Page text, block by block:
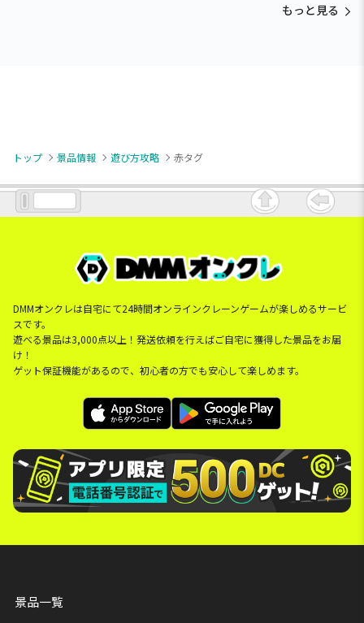
もっと見る
トップ 景品情報 遊び方攻略 赤タグ
DMMオンクレは自宅にて24時間オンラインクレーンゲームが楽しめるサービ
スです。
遊べる景品は3,000点以上！発送依頼を行えばご自宅に獲得した景品をお届
け！
ゲット保証機能があるので、初心者の方でも安心して楽しめます。
景品一覧